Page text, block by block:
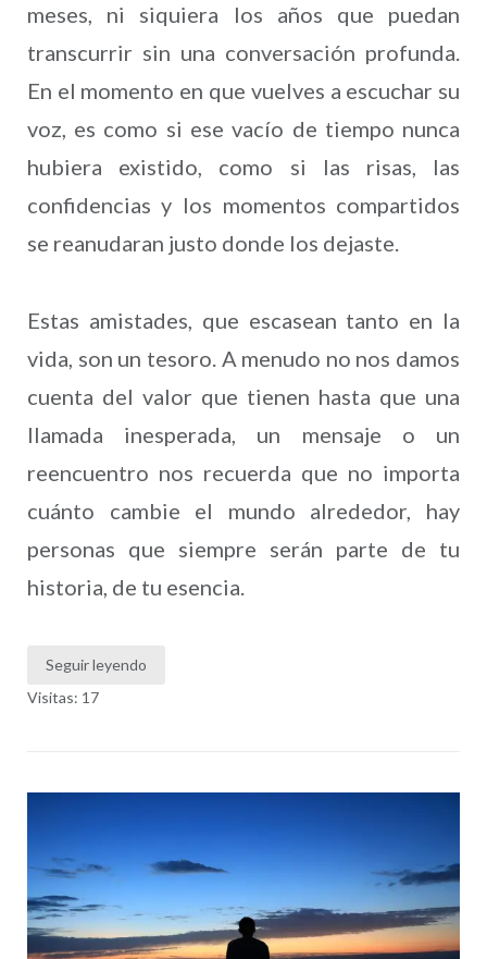
meses, ni siquiera los años que puedan
transcurrir sin una conversación profunda.
En el momento en que vuelves a escuchar su
voz, es como si ese vacío de tiempo nunca
hubiera existido, como si las risas, las
confidencias y los momentos compartidos
se reanudaran justo donde los dejaste.
Estas amistades, que escasean tanto en la
vida, son un tesoro. A menudo no nos damos
cuenta del valor que tienen hasta que una
llamada inesperada, un mensaje o un
reencuentro nos recuerda que no importa
cuánto cambie el mundo alrededor, hay
personas que siempre serán parte de tu
historia, de tu esencia.
Seguir leyendo
Visitas: 17